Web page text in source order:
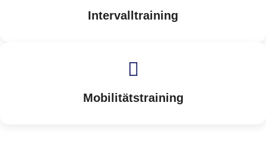
Intervalltraining
Mobilitätstraining